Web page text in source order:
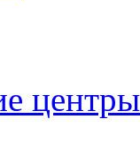
центры